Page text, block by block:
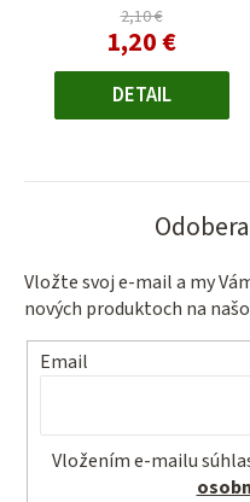
2,10 €
1,20 €
DETAIL
Vložte svoj e-mail a my
nových produktoch na
Email
Vložením e-mailu